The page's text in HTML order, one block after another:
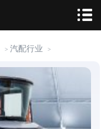
> 汽配行业 >